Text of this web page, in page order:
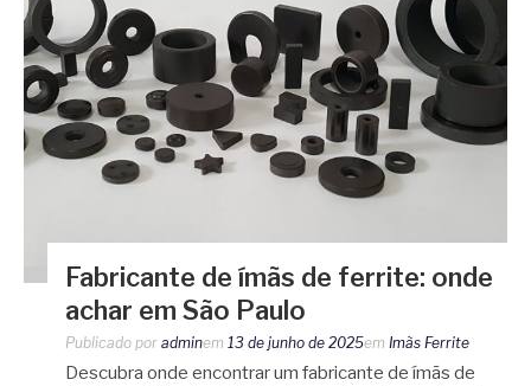
Fabricante de ímãs de ferrite: onde
achar em São Paulo
Publicado por adminem 13 de junho de 2025em Imãs Ferrite
Descubra onde encontrar um fabricante de ímãs de